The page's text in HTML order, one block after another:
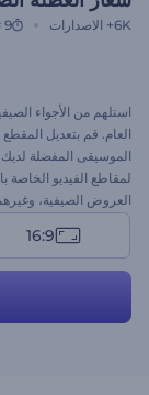
6K+ الاصدارات 9 ثواني
استلهم من الأجواء
العام. قم بتعديل
الموسيقى المفضلة
لمقاطع الفيديو الخاصة
العروض الصيفية، وغيرهم.
16:9